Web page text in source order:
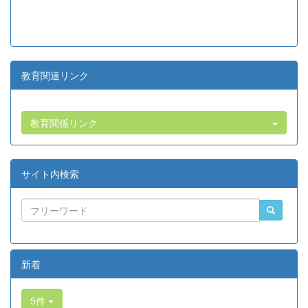
教育関連リンク
教育関係リンク
サイト内検索
新着
5件